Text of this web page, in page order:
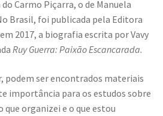
Carmo Piçarra, o de Manuela
Brasil, foi publicada pela Editora
2017, a biografia escrita por Vavy
Ruy Guerra: Paixão Escancarada.
podem ser encontrados materiais
importância para os estudos sobre
que organizei e o que estou